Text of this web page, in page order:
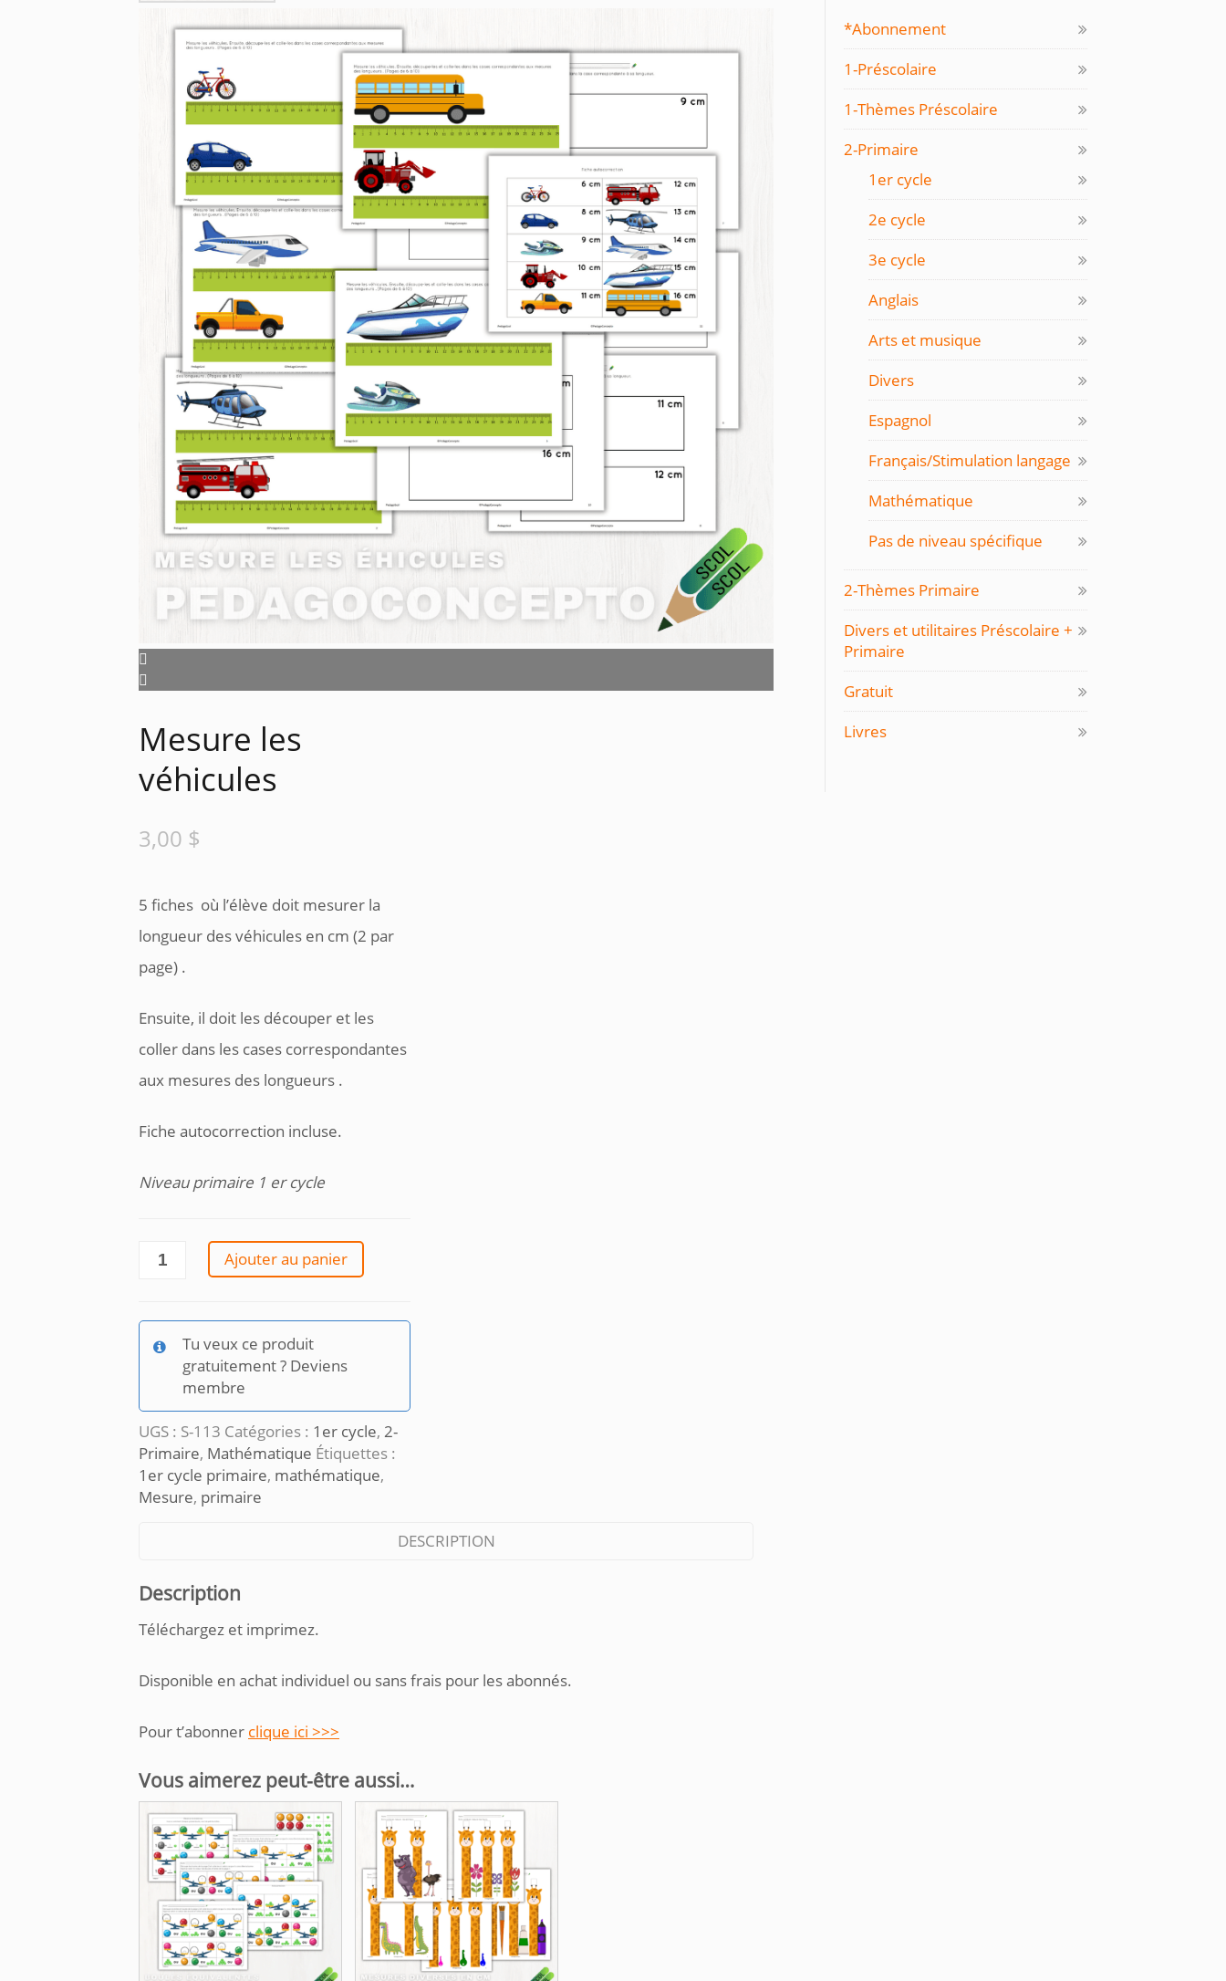
Mesure les
véhicules
3,00 $
5 fiches où l’élève doit mesurer la
longueur des véhicules en cm (2 par
page) .
Ensuite, il doit les découper et les
coller dans les cases correspondantes
aux mesures des longueurs .
Fiche autocorrection incluse.
Niveau primaire 1 er cycle
quantité
les
véhicules
Ajouter au panier
Tu veux ce produit
gratuitement ? Deviens
membre
UGS : S-113 Catégories : 1er cycle, 2-
Primaire, Mathématique Étiquettes :
1er cycle primaire, mathématique,
Mesure, primaire
DESCRIPTION
Description
Téléchargez et imprimez.
Disponible en achat individuel ou sans frais pour les abonnés.
Pour t’abonner clique ici >>>
Vous aimerez peut-être aussi…
*Abonnement
1-Préscolaire
1-Thèmes Préscolaire
2-Primaire
1er cycle
2e cycle
3e cycle
Anglais
Arts et musique
Divers
Espagnol
Français/Stimulation langage
Mathématique
Pas de niveau spécifique
2-Thèmes Primaire
Divers et utilitaires Préscolaire +
Primaire
Gratuit
Livres